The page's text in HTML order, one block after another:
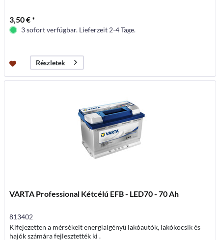
3,50 € *
3 sofort verfügbar. Lieferzeit 2-4 Tage.
Részletek
VARTA Professional Kétcélú EFB - LED70 - 70 Ah
813402
Kifejezetten a mérsékelt energiaigényű lakóautók, lakókocsik és
hajók számára fejlesztették ki .